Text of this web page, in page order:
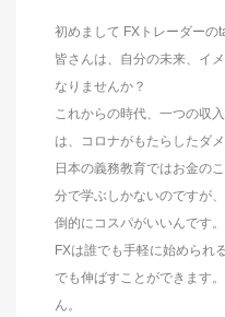
初めまして FXトレーダーの
皆さんは、自分の未来、イ
なりませんか？
これからの時代、一つの収
は、コロナがもたらしたダ
日本の義務教育ではお金の
分で学ぶしかないのですが
倒的にコスパがいいんです。
FXは誰でも手軽に始められ
でも伸ばすことができます
ん。